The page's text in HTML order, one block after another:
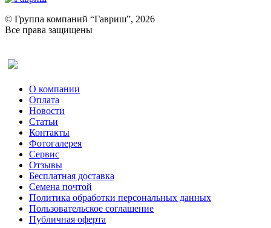
Ревень
Рукола
Рута
Тмин
Трава для чая
Туласи
Укроп
Фенхель пряный
Хризантема овощная
Цикорий пряный
Цикорий салатный (Витлуф)
Черемша
Шпинат
Щавель
Эндивий
Эстрагон
© Группа компаний “Гавриш”, 2026
Все права защищены
О компании
Оплата
Новости
Статьи
Контакты
Фотогалерея​
Сервис
Отзывы
Бесплатная доставка
Семена почтой
Политика обработки персональных данных
Пользовательское соглашение
Публичная оферта